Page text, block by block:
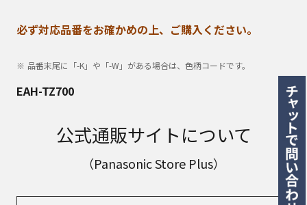
必ず対応品番をお確かめの上、ご購入ください。
品番末尾に「-K」や「-W」がある場合は、色柄コードです。
EAH-TZ700
公式通販サイトについて
（Panasonic Store Plus）